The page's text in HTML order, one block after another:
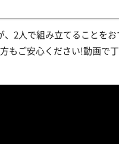
2人で組み立てることを
もご安心ください!動画で